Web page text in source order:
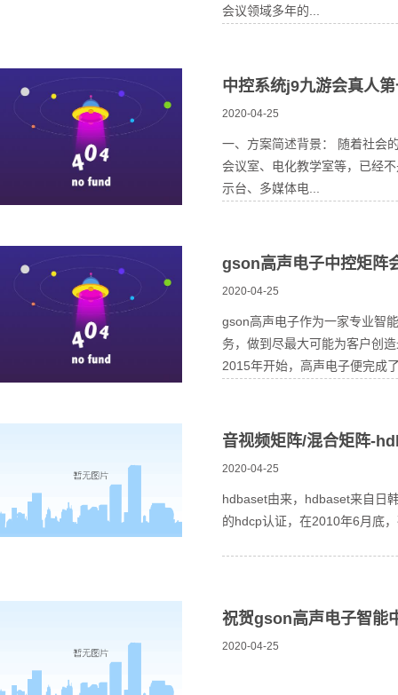
会议领域多年的...
中控系统j9九游会真人
2020-04-25
一、方案简述背景： 随着社会
会议室、电化教学室等，已经
示台、多媒体电...
gson高声电子中控矩阵
2020-04-25
gson高声电子作为一家专业智
务，做到尽最大可能为客户创
2015年开始，高声电子便完成
音视频矩阵/混合矩阵-
2020-04-25
hdbaset由来，hdbaset来自日
的hdcp认证，在2010年6月底
祝贺gson高声电子智能
2020-04-25